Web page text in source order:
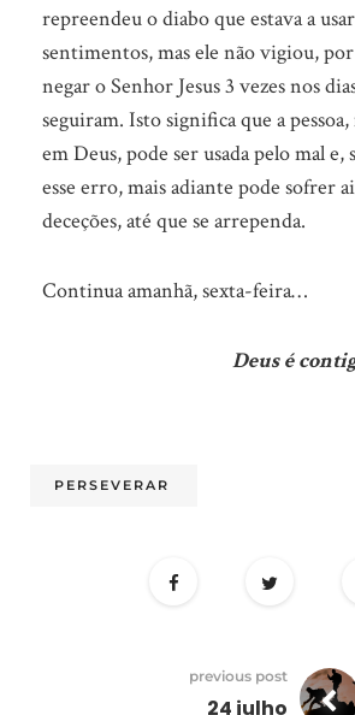
repreendeu o diabo que estava a
sentimentos, mas ele não vigiou,
negar o Senhor Jesus 3 vezes nos
seguiram. Isto significa que a
em Deus, pode ser usada pelo mal e,
esse erro, mais adiante pode sofrer
deceções, até que se arrependa.
Continua amanhã, sexta-feira…
Deus é
PERSEVERAR
previous post
24 julho